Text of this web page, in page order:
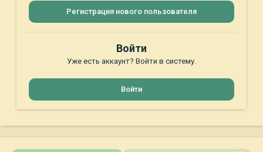
Регистрация нового пользователя
Войти
Уже есть аккаунт? Войти в систему.
Войти